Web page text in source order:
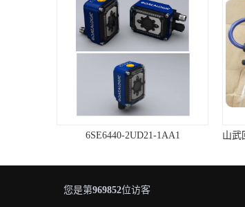
6SE6440-2UD21-1AA1
您是第969852位访客